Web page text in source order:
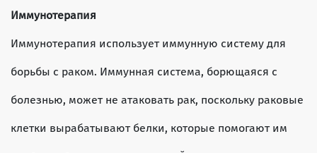
Иммунотерапия
Иммунотерапия использует иммунную систему для
борьбы с раком. Иммунная система, борющаяся с
болезнью, может не атаковать рак, поскольку раковые
клетки вырабатывают белки, которые помогают им